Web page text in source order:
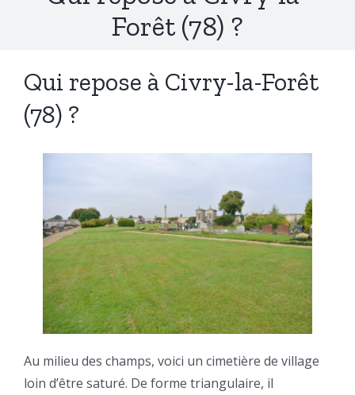
Forêt (78) ?
Qui repose à Civry-la-Forêt
(78) ?
Au milieu des champs, voici un cimetière de village
loin d’être saturé. De forme triangulaire, il